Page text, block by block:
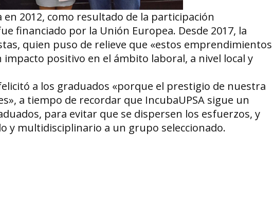
2012, como resultado de la participación
financiado por la Unión Europea. Desde 2017, la
quien puso de relieve que «estos emprendimientos
positivo en el ámbito laboral, a nivel local y
a los graduados «porque el prestigio de nuestra
a tiempo de recordar que IncubaUPSA sigue un
para evitar que se dispersen los esfuerzos, y
y multidisciplinario a un grupo seleccionado.